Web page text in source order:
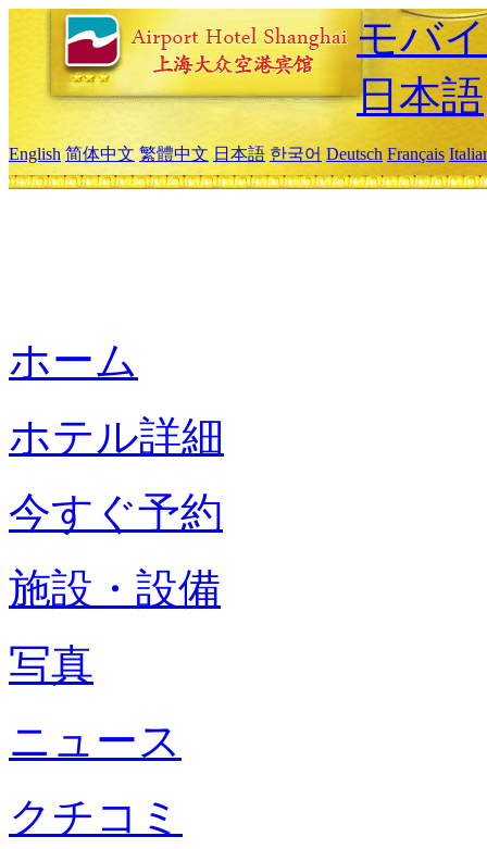
モバ
日本語
English 简体中文 繁體中文 日本語 한국어 Deutsch Français
ホーム
ホテル詳細
今すぐ予約
施設・設備
写真
ニュース
クチコミ